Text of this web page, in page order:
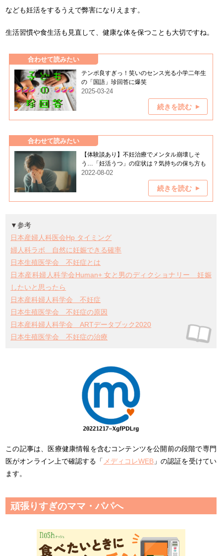
なども妊活をするうえで弊害になりえます。
生活習慣や食生活も見直して、健康な体を保つことも大切ですね。
合わせて読みたい
テンポ良すぎっ！笑いのセンス光る小学二年生
の「国語」珍回答に爆笑
2025-03-24
続きを読む
合わせて読みたい
【体験談あり】不妊治療でメンタル崩壊しそ
う…「妊活うつ」の症状は？気持ちの保ち方も
2022-08-02
続きを読む
▼参考
日本産婦人科医会Hp タイミング
婦人科ラボ 自然に妊娠できる確率
日本生殖医学会 不妊症とは
日本産科婦人科学会Human+ 女と男のディクショナリー 妊娠
したいと思ったら
日本産科婦人科学会 不妊症
日本生殖医学会 不妊症の原因
日本産科婦人科学会 ARTデータブック2020
日本生殖医学会 不妊症の治療
この記事は、医療健康情報を含むコンテンツを公開前の段階で専門
医がオンライン上で確認する「 メディコレWEB」の認証を受けてい
ます。
頑張りすぎのママ・パパへ